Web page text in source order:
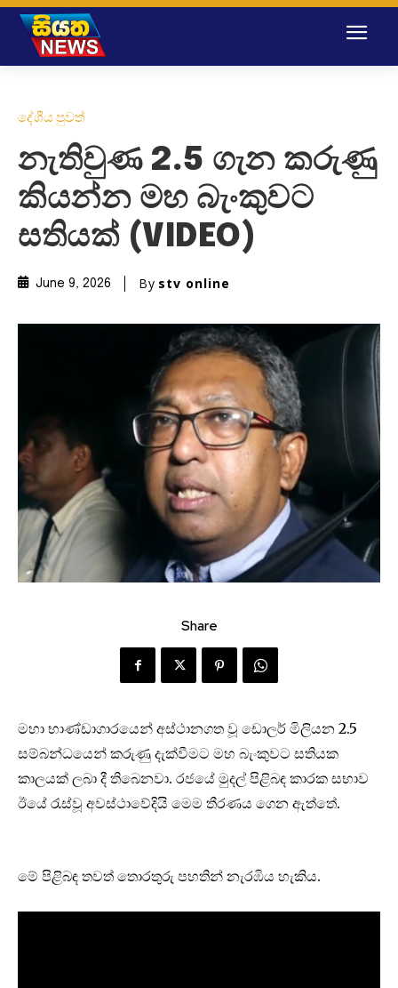
දේශීය පුවත්
නැතිවුණ 2.5 ගැන කරුණු
කියන්න මහ බැංකුවට
සතියක් (VIDEO)
June 9, 2026 By stv online
Share
මහා භාණ්ඩාගාරයෙන් අස්ථානගත වූ ඩොලර් මිලියන 2.5
සම්බන්ධයෙන් කරුණු දැක්වීමට මහ බැංකුවට සතියක
කාලයක් ලබා දී තිබෙනවා. රජයේ මුදල් පිළිබඳ කාරක සභාව
ඊයේ රැස්වූ අවස්ථාවේදියි මෙම තීරණය ගෙන ඇත්තේ.
මේ පිළිබඳ තවත් තොරතුරු පහතින් නැරඹිය හැකිය.